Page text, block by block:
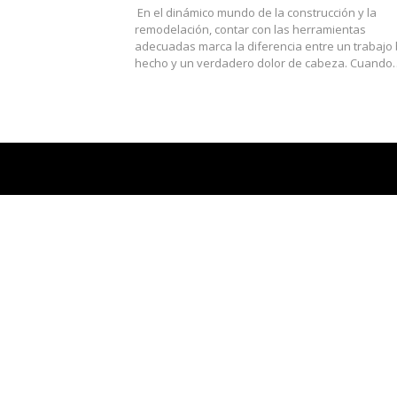
En el dinámico mundo de la construcción y la
remodelación, contar con las herramientas
adecuadas marca la diferencia entre un trabajo
hecho y un verdadero dolor de cabeza.